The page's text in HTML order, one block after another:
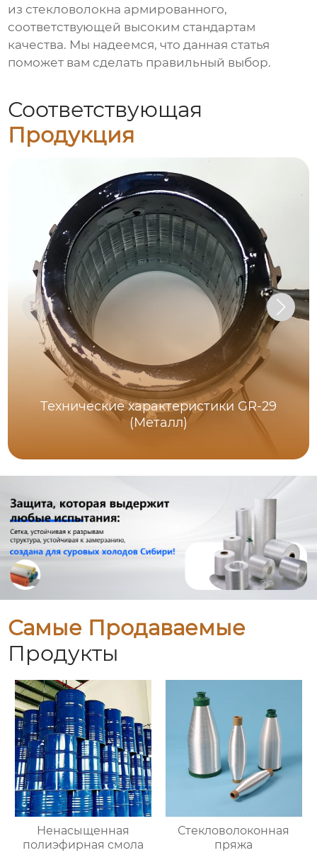
из стекловолокна армированного,
соответствующей высоким стандартам
качества. Мы надеемся, что данная статья
поможет вам сделать правильный выбор.
Соответствующая
Продукция
Технические характеристики GR-29
(Металл)
Самые Продаваемые
Продукты
Ненасыщенная
полиэфирная смола
Стекловолоконная
пряжа